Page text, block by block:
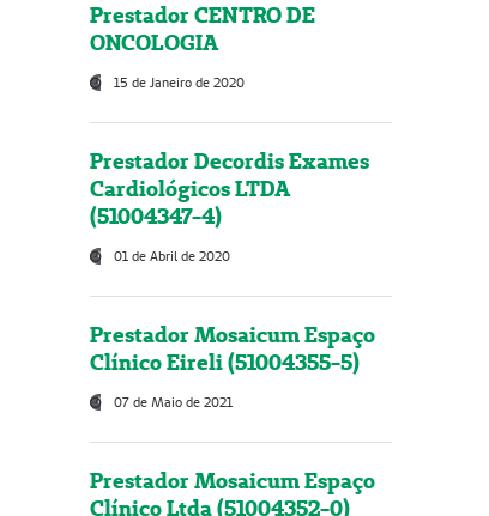
Prestador CENTRO DE
ONCOLOGIA
15 de Janeiro de 2020
Prestador Decordis Exames
Cardiológicos LTDA
(51004347-4)
01 de Abril de 2020
Prestador Mosaicum Espaço
Clínico Eireli (51004355-5)
07 de Maio de 2021
Prestador Mosaicum Espaço
Clínico Ltda (51004352-0)